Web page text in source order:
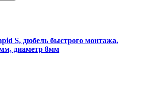
S, дюбель быстрого монтажа,
диаметр 8мм